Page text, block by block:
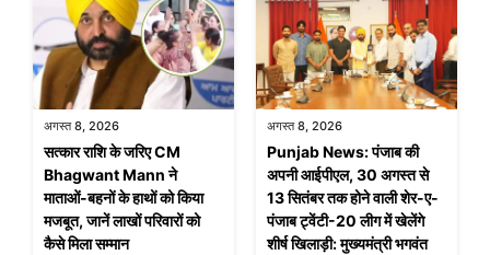
अगस्त 8, 2026
सत्कार राशि के जरिए CM
Bhagwant Mann ने
माताओं-बहनों के हाथों को किया
मजबूत, जानें लाखों परिवारों को
कैसे मिला सम्मान
अगस्त 8, 2026
Punjab News: पंजाब की
अपनी आईपीएल, 30 अगस्त से
13 सितंबर तक होने वाली शेर-ए-
पंजाब ट्वेंटी-20 लीग में खेलेंगे
शीर्ष खिलाड़ी: मुख्यमंत्री भगवंत